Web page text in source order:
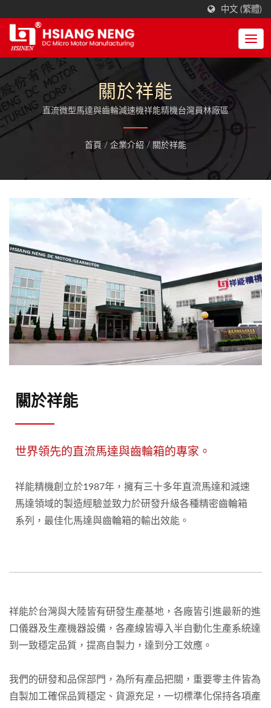
中文 (繁體)
關於祥能
直流微型馬達與齒輪減速機祥能精機台灣員林廠區
首頁 / 企業介紹 / 關於祥能
關於祥能
世界領先的直流馬達與齒輪箱的專家。
祥能精機創立於1987年，擁有三十多年直流馬達和減速
馬達領域的製造經驗並致力於研發升級各種精密齒輪箱
系列，最佳化馬達與齒輪箱的輸出效能。
祥能於台灣與大陸皆有研發生產基地，各廠皆引進最新的進
口儀器及生產機器設備，各產線皆導入半自動化生產系統達
到一致穩定品質，提高自製力，達到分工效應。
我們的研發和品保部門，為所有產品把關，重要零主件皆為
自製加工確保品質穩定、貨源充足，一切標準化保持各項產